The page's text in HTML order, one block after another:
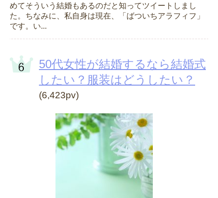
めてそういう結婚もあるのだと知ってツイートしまし
た。ちなみに、私自身は現在、「ばついちアラフィフ」
です。い...
50代女性が結婚するなら結婚式
したい？服装はどうしたい？
(6,423pv)